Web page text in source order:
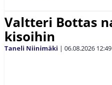
Valtteri Bottas
kisoihin
Taneli Niinimäki | 06.08.2026 12:49